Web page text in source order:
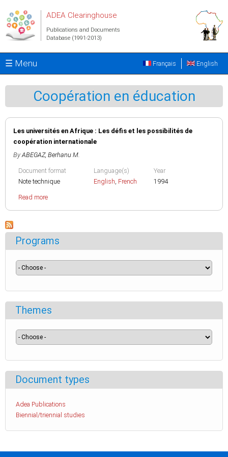
ADEA Clearinghouse
Publications and Documents
Database (1991-2013)
☰ Menu English
Français
Coopération en éducation
Les universités en Afrique : Les défis et les possibilités de
coopération internationale
By ABEGAZ, Berhanu M.
Document format
Note technique
Language(s)
English, French
Year
1994
Read more
Programs
Themes
Document types
Adea Publications
Biennial/triennial studies